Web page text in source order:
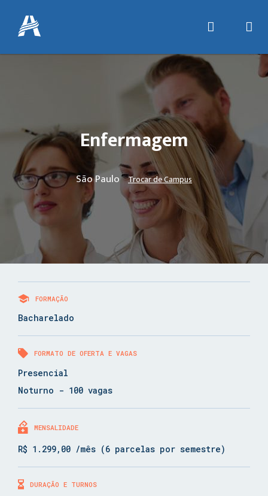
Enfermagem
São Paulo Trocar de Campus
FORMAÇÃO
Bacharelado
FORMATO DE OFERTA E VAGAS
Presencial
Noturno - 100 vagas
MENSALIDADE
R$ 1.299,00 /mês (6 parcelas por semestre)
DURAÇÃO E TURNOS